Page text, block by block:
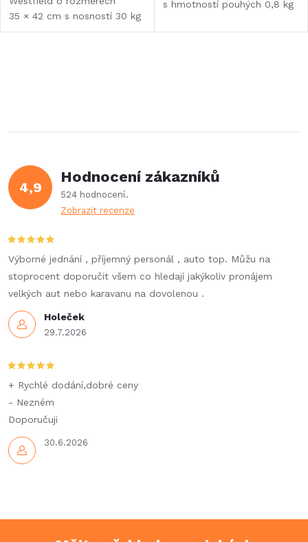
35 × 42 cm s nosností 30 kg
promění vaši kempingovou
s hmotností pouhých 0,8 kg
Performance Stool XL
l
d
a
c
í
p
r
k
y
v
ý
i
4,9
Hodnocení zákazníků
524 hodnocení
Zobrazit recenze
Holeček
29.7.2026
Výborné jednání , příjemný personál , auto top. Můžu na
stoprocent doporučit všem co hledají jakýkoliv pronájem
velkých aut nebo karavanu na dovolenou .
30.6.2026
+ Rychlé dodání,dobré ceny
- Nezném
Doporučuji